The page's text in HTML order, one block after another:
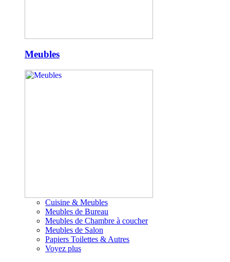
Meubles
Cuisine & Meubles
Meubles de Bureau
Meubles de Chambre à coucher
Meubles de Salon
Papiers Toilettes & Autres
Voyez plus